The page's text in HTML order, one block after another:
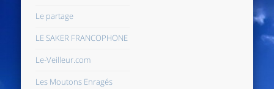
Le partage
LE SAKER FRANCOPHONE
Le-Veilleur.com
Les Moutons Enragés